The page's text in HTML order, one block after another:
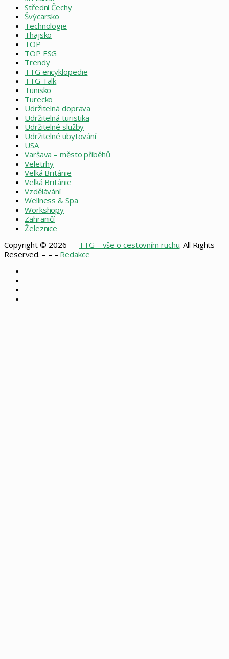
Střední Čechy
Švýcarsko
Technologie
Thajsko
TOP
TOP ESG
Trendy
TTG encyklopedie
TTG Talk
Tunisko
Turecko
Udržitelná doprava
Udržitelná turistika
Udržitelné služby
Udržitelné ubytování
USA
Varšava – město příběhů
Veletrhy
Velká Británie
Velká Británie
Vzdělávání
Wellness & Spa
Workshopy
Zahraničí
Železnice
Copyright © 2026 — TTG – vše o cestovním ruchu. All Rights
Reserved. – – – Redakce